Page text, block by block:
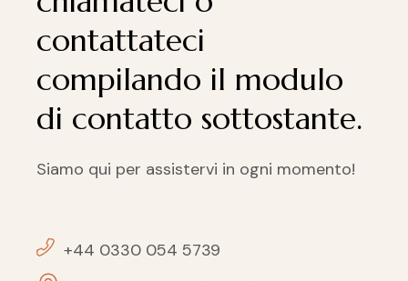
contattateci
compilando il modulo
di contatto sottostante.
Siamo qui per assistervi in ogni momento!
+44 0330 054 5739